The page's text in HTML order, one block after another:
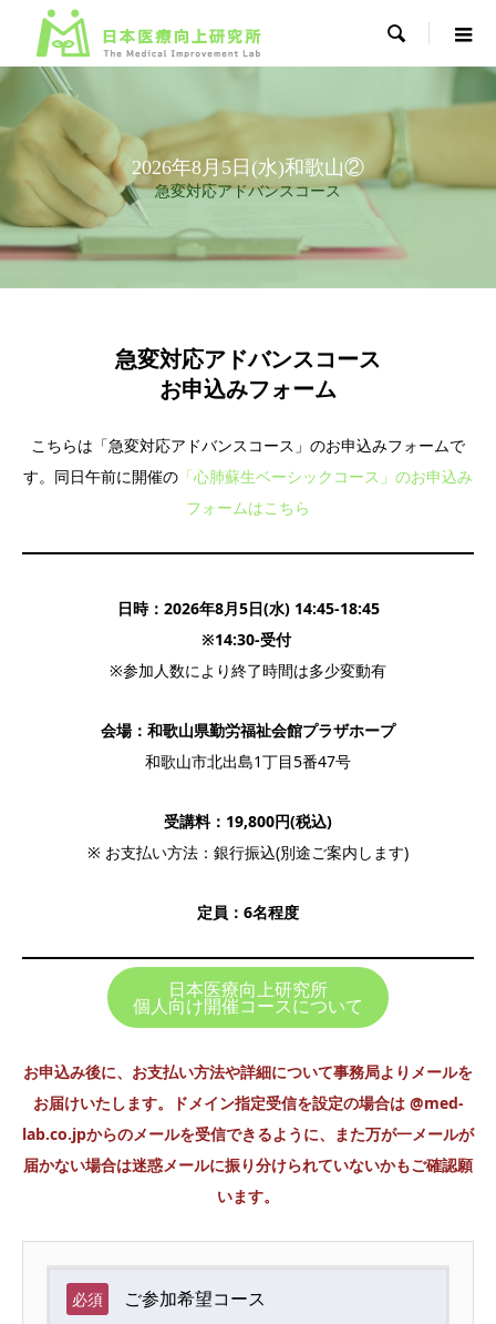

2026年8月5日(水)和歌山②
急変対応アドバンスコース
急変対応アドバンスコース
お申込みフォーム
こちらは「急変対応アドバンスコース」のお申込みフォームで
す。同日午前に開催の 「心肺蘇生ベーシックコース」のお申込み
フォームはこちら
日時：2026年8月5日(水) 14:45-18:45
※14:30-受付
※参加人数により終了時間は多少変動有
会場：和歌山県勤労福祉会館プラザホープ
和歌山市北出島1丁目5番47号
受講料：19,800円(税込)
※ お支払い方法：銀行振込(別途ご案内します)
定員：6名程度
日本医療向上研究所
個人向け開催コースについて
お申込み後に、お支払い方法や詳細について事務局よりメールを
お届けいたします。ドメイン指定受信を設定の場合は @med-
lab.co.jpからのメールを受信できるように、また万が一メールが
届かない場合は迷惑メールに振り分けられていないかもご確認願
います。
必須 ご参加希望コース